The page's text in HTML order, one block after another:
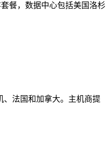
餐，数据中心包括美国洛杉
、法国和加拿大。主机商提